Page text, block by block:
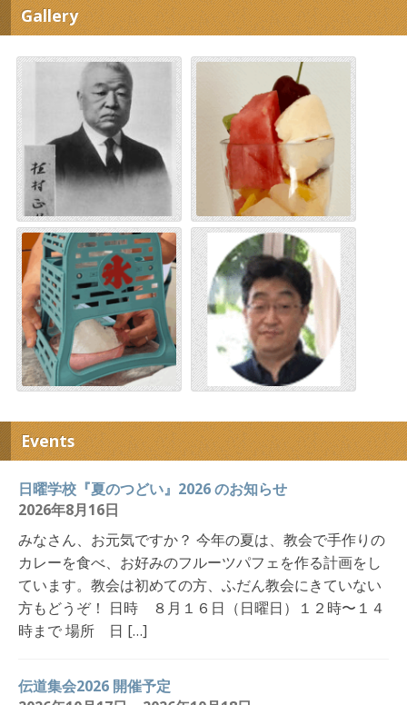
け目のないやり方」というのは、意味をわかりやすく
した翻訳です。ここに書かれているホティ・フロニモ
ース・エポイエ […]
Gallery
Events
日曜学校『夏のつどい』2026 のお知らせ
2026年8月16日
みなさん、お元気ですか？ 今年の夏は、教会で手作りの
カレーを食べ、お好みのフルーツパフェを作る計画をし
ています。教会は初めての方、ふだん教会にきていない
方もどうぞ！ 日時 ８月１６日（日曜日）１２時〜１４
時まで 場所 日 […]
伝道集会2026 開催予定